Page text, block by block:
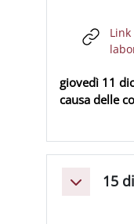
giovedì 11
causa delle
Minimizza
15